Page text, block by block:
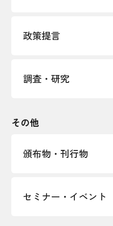
海外情報レポート
安全保障貿易管理・
経営者保証に関する
政策提言
中小企業経営
国土強靭化・社会基
調査・研究
LOBO調査
その他
頒布物・刊行物
セミナー・イベント